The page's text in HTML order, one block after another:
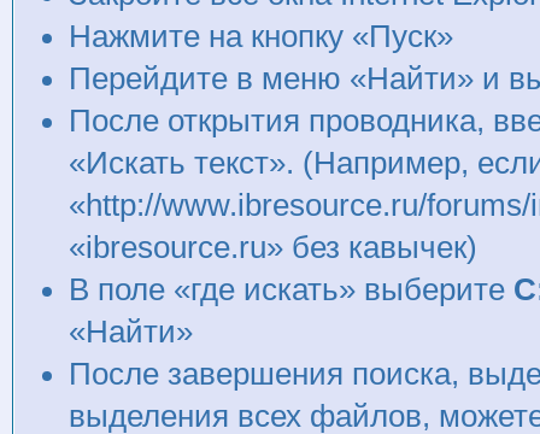
Нажмите на кнопку «Пуск»
Перейдите в меню «Найти» и
После открытия проводника,
«Искать текст». (Например,
«http://www.ibresource.ru/
«ibresource.ru» без кавычек)
В поле «где искать» выберите
«Найти»
После завершения поиска,
выделения всех файлов,